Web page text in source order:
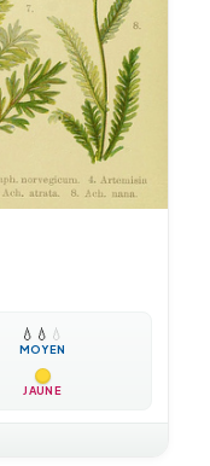
💧 💧 💧
MOYEN
JAUNE